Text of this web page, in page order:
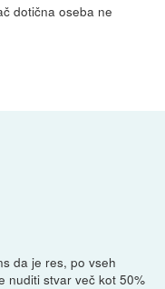
dotična oseba ne
da je res, po vseh
nuditi stvar več kot 50%